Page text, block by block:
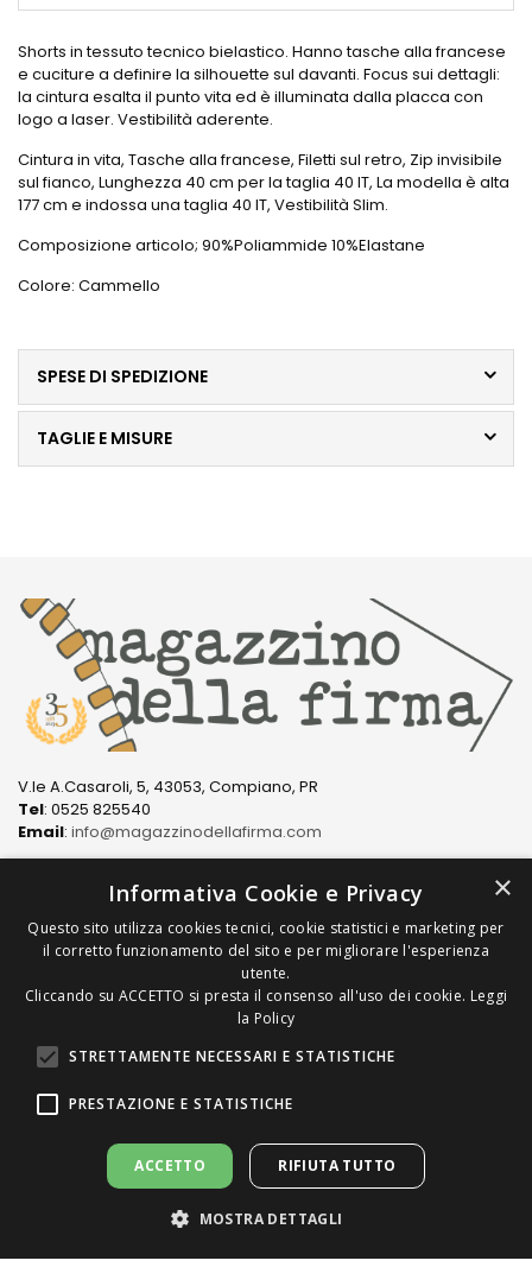
Shorts in tessuto tecnico bielastico. Hanno tasche alla francese
e cuciture a definire la silhouette sul davanti. Focus sui dettagli:
la cintura esalta il punto vita ed è illuminata dalla placca con
logo a laser. Vestibilità aderente.
Cintura in vita, Tasche alla francese, Filetti sul retro, Zip invisibile
sul fianco, Lunghezza 40 cm per la taglia 40 IT, La modella è alta
177 cm e indossa una taglia 40 IT, Vestibilità Slim.
Composizione articolo; 90%Poliammide 10%Elastane
Colore: Cammello
SPESE DI SPEDIZIONE
TAGLIE E MISURE
V.le A.Casaroli, 5, 43053, Compiano, PR
Tel: 0525 825540
Email: info@magazzinodellafirma.com
LINK
COME ACQUISTARE
Copyright © 2022/2026 Magazzino della Firma S.n.C. di
Chiappari Mariapaola & C. All Rights Reserved | P.Iva
×
Informativa Cookie e Privacy
Questo sito utilizza cookies tecnici, cookie statistici e marketing per
il corretto funzionamento del sito e per migliorare l'esperienza
utente.
Cliccando su ACCETTO si presta il consenso all'uso dei cookie. Leggi
la Policy
STRETTAMENTE NECESSARI E STATISTICHE
PRESTAZIONE E STATISTICHE
ACCETTO RIFIUTA TUTTO
MOSTRA DETTAGLI